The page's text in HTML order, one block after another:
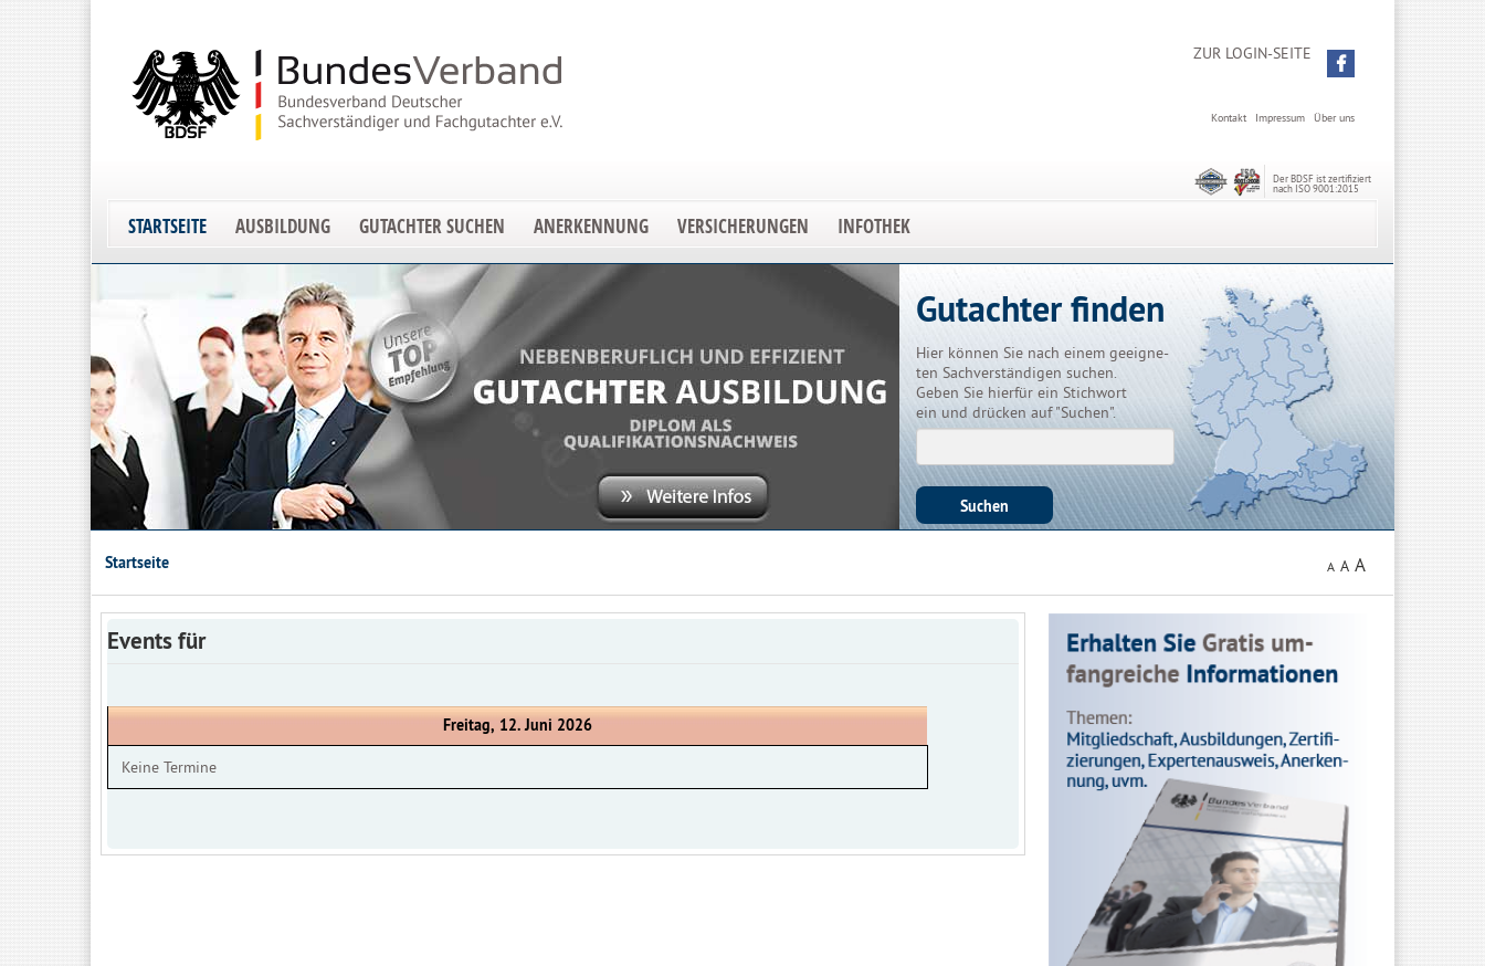
ZUR LOGIN-SEITE
Über uns
Impressum
Kontakt
Der BDSF ist zertifiziert
nach ISO 9001:2015
STARTSEITE AUSBILDUNG GUTACHTER SUCHEN ANERKENNUNG VERSICHERUNGEN INFOTHEK
Gutachter finden
Hier können Sie nach einem geeigne-
ten Sachverständigen suchen.
Geben Sie hierfür ein Stichwort
ein und drücken auf "Suchen".
Startseite A A A
Events für
Freitag, 12. Juni 2026
Keine Termine